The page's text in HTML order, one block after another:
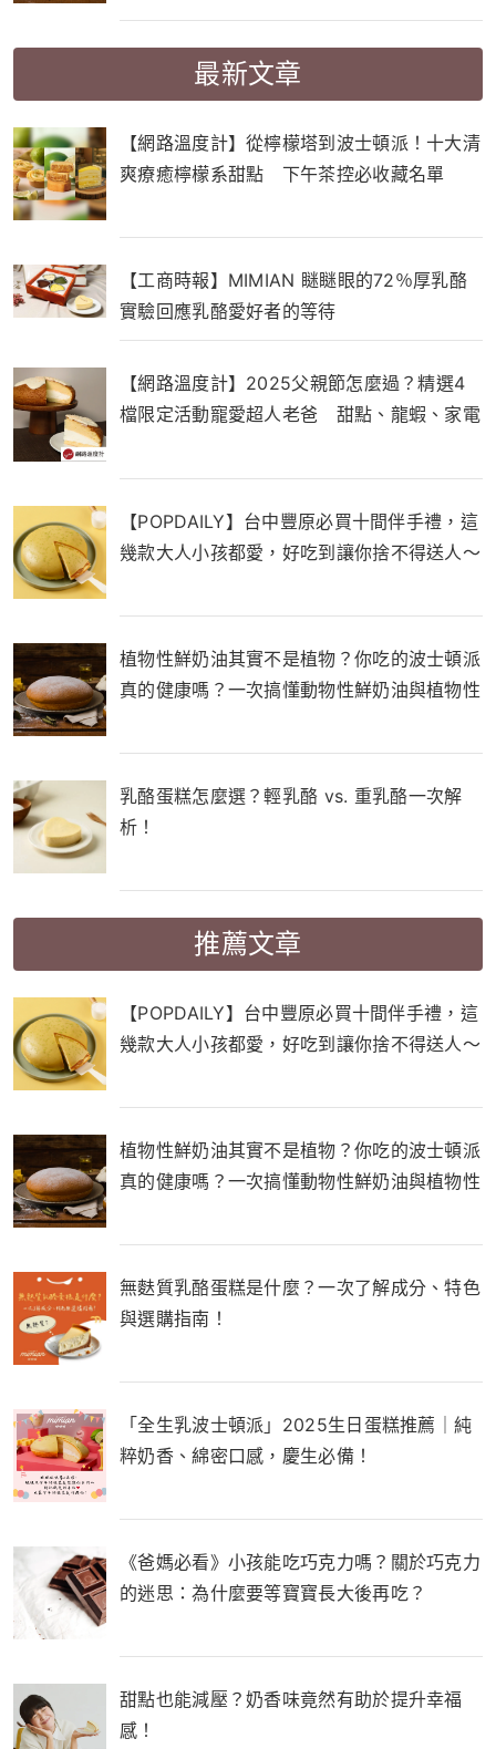
最新文章
【網路溫度計】從檸檬塔到波士頓派！十大清
爽療癒檸檬系甜點 下午茶控必收藏名單
【工商時報】MIMIAN 瞇瞇眼的72％厚乳酪
實驗回應乳酪愛好者的等待
【網路溫度計】2025父親節怎麼過？精選4
檔限定活動寵愛超人老爸 甜點、龍蝦、家電
【POPDAILY】台中豐原必買十間伴手禮，這
幾款大人小孩都愛，好吃到讓你捨不得送人～
植物性鮮奶油其實不是植物？你吃的波士頓派
真的健康嗎？一次搞懂動物性鮮奶油與植物性
乳酪蛋糕怎麼選？輕乳酪 vs. 重乳酪一次解
析！
推薦文章
【POPDAILY】台中豐原必買十間伴手禮，這
幾款大人小孩都愛，好吃到讓你捨不得送人～
植物性鮮奶油其實不是植物？你吃的波士頓派
真的健康嗎？一次搞懂動物性鮮奶油與植物性
無麩質乳酪蛋糕是什麼？一次了解成分、特色
與選購指南！
「全生乳波士頓派」2025生日蛋糕推薦｜純
粹奶香、綿密口感，慶生必備！
《爸媽必看》小孩能吃巧克力嗎？關於巧克力
的迷思：為什麼要等寶寶長大後再吃？
甜點也能減壓？奶香味竟然有助於提升幸福
感！